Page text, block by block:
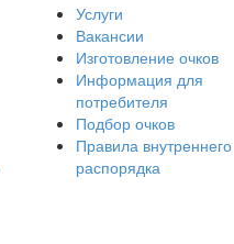
Услуги
Вакансии
Изготовление очков
Информация для
потребителя
Подбор очков
Правила внутреннего
распорядка